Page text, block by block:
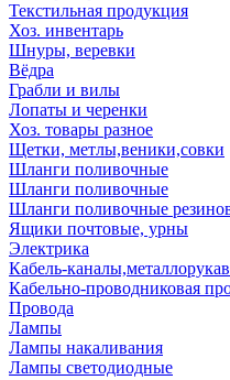
Текстильная продукция
Хоз. инвентарь
Шнуры, веревки
Вёдра
Грабли и вилы
Лопаты и черенки
Хоз. товары разное
Щетки, метлы,веники,совки
Шланги поливочные
Шланги поливочные
Шланги поливочные
Ящики почтовые, урны
Электрика
Кабель-
Кабельно-проводниковая
Провода
Лампы
Лампы накаливания
Лампы светодиодные